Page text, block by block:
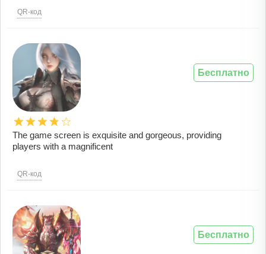
QR-код
The game screen is exquisite and gorgeous, providing
players with a magnificent
QR-код
Бесплатно
Бесплатно